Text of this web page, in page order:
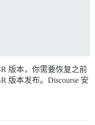
版本，你需要恢复之前
版本发布。Discourse 安